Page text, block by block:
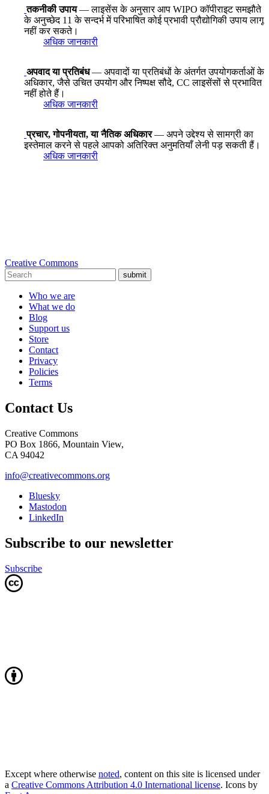
तकनीकी उपाय— लाइसेंस के अनुसार आप WIPO कॉपीराइट समझौते
के अनुच्छेद 11 के सन्दर्भ में परिभाषित कोई प्रभावी प्रौद्योगिकी उपाय लागू
नहीं कर सकते।
अधिक जानकारी
अपवाद या प्रतिबंध— अपवादों या प्रतिबंधों के अंतर्गत उपयोगकर्ताओं के
अधिकार, जैसे उचित उपयोग और निष्पक्ष सौदे, CC लाइसेंसों से प्रभावित
नहीं होते हैं।
अधिक जानकारी
प्रचार, गोपनीयता, या नैतिक अधिकार— अपने उद्देश्य से सामग्री का
इस्तेमाल करने से पहले आपको अतिरिक्त अनुमतियाँ लेनी पड़ सकती हैं।
अधिक जानकारी
Creative Commons
submit
Who we are
What we do
Blog
Support us
Store
Contact
Privacy
Policies
Terms
Contact Us
Creative Commons
PO Box 1866, Mountain View,
CA 94042
info@creativecommons.org
Bluesky
Mastodon
LinkedIn
Subscribe to our newsletter
Subscribe
Except where otherwise noted, content on this site is licensed under
a Creative Commons Attribution 4.0 International license. Icons by